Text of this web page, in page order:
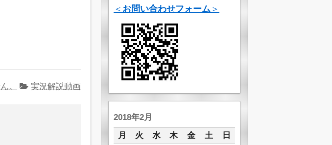
。 実況解説動画
＜ お問い合わせフォーム ＞
2018年2月
月
火 水 木 金 土
日